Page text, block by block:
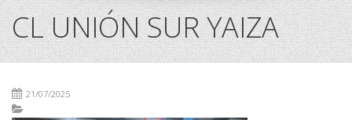
CL UNIÓN SUR YAIZA
21/07/2025